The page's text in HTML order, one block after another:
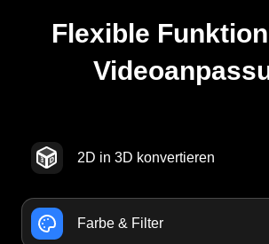
Flexible
2D in 3D konvertieren
Farbe & Filter